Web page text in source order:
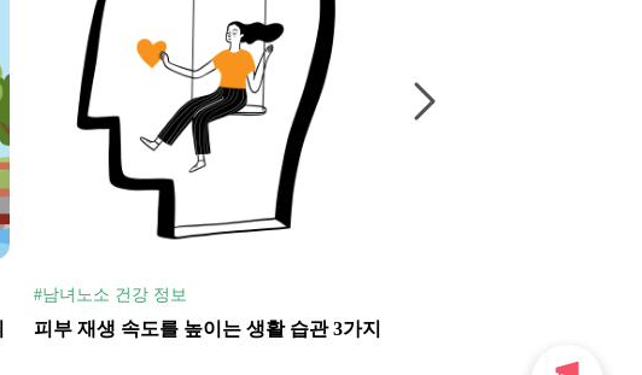
#남녀노소 건강 정보
피부 재생 속도를 높이는 생활 습관 3가지